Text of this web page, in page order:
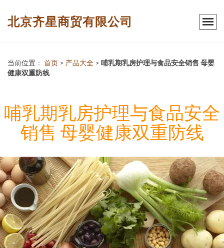
北京齐星商贸有限公司
当前位置： 首页 > 产品大全 > 哺乳期乳房护理与食品安全销售 母婴
健康双重防线
哺乳期乳房护理与食品安全
销售 母婴健康双重防线